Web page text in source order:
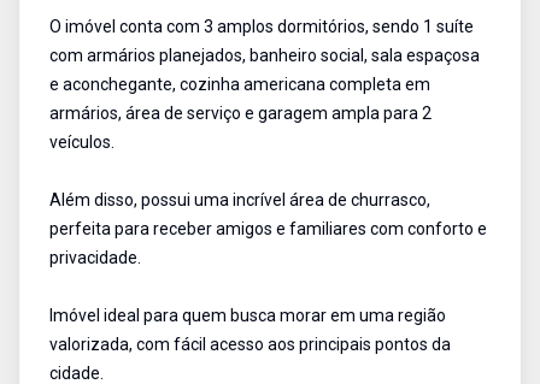
O imóvel conta com 3 amplos dormitórios, sendo 1 suíte
com armários planejados, banheiro social, sala espaçosa
e aconchegante, cozinha americana completa em
armários, área de serviço e garagem ampla para 2
veículos.
Além disso, possui uma incrível área de churrasco,
perfeita para receber amigos e familiares com conforto e
privacidade.
Imóvel ideal para quem busca morar em uma região
valorizada, com fácil acesso aos principais pontos da
cidade.